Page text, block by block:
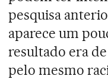
pesquisa
aparece um
resultado era de
pelo mesmo